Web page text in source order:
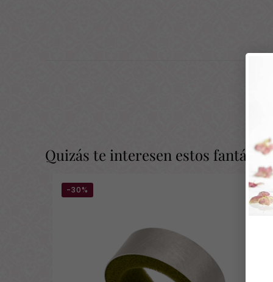
Quizás te interesen estos
-30%